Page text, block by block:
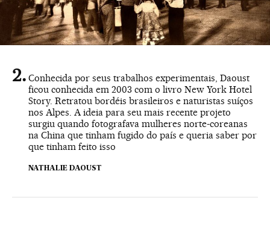
Conhecida por seus trabalhos experimentais, Daoust
ficou conhecida em 2003 com o livro New York Hotel
Story. Retratou bordéis brasileiros e naturistas suíços
nos Alpes. A ideia para seu mais recente projeto
surgiu quando fotografava mulheres norte-coreanas
na China que tinham fugido do país e queria saber por
que tinham feito isso
NATHALIE DAOUST